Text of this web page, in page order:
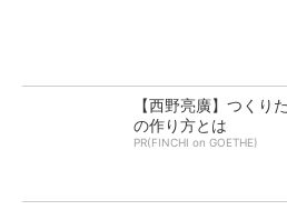
【西野亮廣】つくり
の作り方とは
PR(FINCHI on GOETHE)